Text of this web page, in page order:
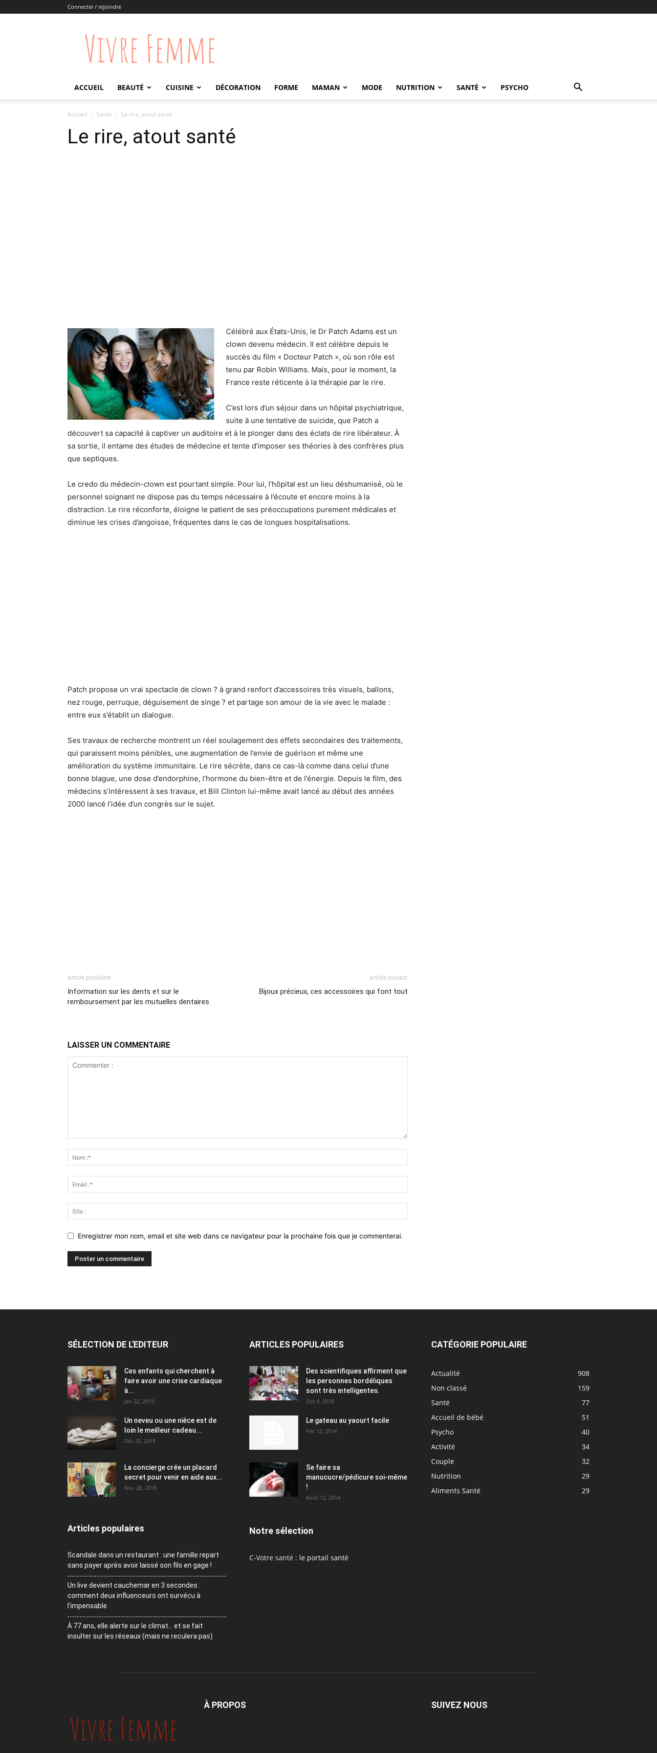
Connecter / rejoindre
Vivre
Femme
ACCUEIL BEAUTÉ CUISINE DÉCORATION FORME MAMAN MODE NUTRITION SANTÉ PSYCHO
Accueil Santé Le rire, atout santé
Le rire, atout santé
Célébré aux États-Unis, le Dr Patch Adams est un
clown devenu médecin. Il est célèbre depuis le
succès du film « Docteur Patch », où son rôle est
tenu par Robin Williams. Mais, pour le moment, la
France reste réticente à la thérapie par le rire.
C’est lors d’un séjour dans un hôpital psychiatrique,
suite à une tentative de suicide, que Patch a
découvert sa capacité à captiver un auditoire et à le plonger dans des éclats de rire libérateur. À
sa sortie, il entame des études de médecine et tente d’imposer ses théories à des confrères plus
que septiques.
Le credo du médecin-clown est pourtant simple. Pour lui, l’hôpital est un lieu déshumanisé, où le
personnel soignant ne dispose pas du temps nécessaire à l’écoute et encore moins à la
distraction. Le rire réconforte, éloigne le patient de ses préoccupations purement médicales et
diminue les crises d’angoisse, fréquentes dans le cas de longues hospitalisations.
Patch propose un vrai spectacle de clown ? à grand renfort d’accessoires très visuels, ballons,
nez rouge, perruque, déguisement de singe ? et partage son amour de la vie avec le malade :
entre eux s’établit un dialogue.
Ses travaux de recherche montrent un réel soulagement des effets secondaires des traitements,
qui paraissent moins pénibles, une augmentation de l’envie de guérison et même une
amélioration du système immunitaire. Le rire sécrète, dans ce cas-là comme dans celui d’une
bonne blague, une dose d’endorphine, l’hormone du bien-être et de l’énergie. Depuis le film, des
médecins s’intéressent à ses travaux, et Bill Clinton lui-même avait lancé au début des années
2000 lancé l’idée d’un congrès sur le sujet.
Article précédent
Information sur les dents et sur le
remboursement par les mutuelles dentaires
Article suivant
Bijoux précieux, ces accessoires qui font tout
LAISSER UN COMMENTAIRE
Enregistrer mon nom, email et site web dans ce navigateur pour la prochaine fois que je commenterai.
SÉLECTION DE L'EDITEUR
Ces enfants qui cherchent à
faire avoir une crise cardiaque
à...
Jan 22, 2019
Un neveu ou une nièce est de
loin le meilleur cadeau...
Déc 20, 2018
La concierge crée un placard
secret pour venir en aide aux...
Nov 28, 2018
Articles populaires
Scandale dans un restaurant : une famille repart
sans payer après avoir laissé son fils en gage !
Un live devient cauchemar en 3 secondes :
comment deux influenceurs ont survécu à
l’impensable
À 77 ans, elle alerte sur le climat… et se fait
insulter sur les réseaux (mais ne reculera pas)
ARTICLES POPULAIRES
Des scientifiques affirment que
les personnes bordéliques
sont très intelligentes.
Oct 4, 2018
Le gateau au yaourt facile
Fév 12, 2014
Se faire sa
manucucre/pédicure soi-même
!
Août 12, 2014
Notre sélection
C-Votre santé : le portail santé
CATÉGORIE POPULAIRE
Actualité
908
Non classé
159
Santé
77
Accueil de bébé
51
Psycho
40
Activité
34
Couple
32
Nutrition
29
Aliments Santé
29
À PROPOS SUIVEZ NOUS